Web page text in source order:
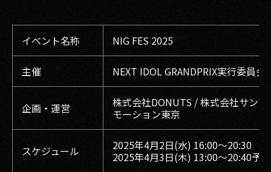
イベント名称 NIG FES 2025
主催 NEXT IDOL GRANDPRIX実行委員会
企画・運営
株式会社DONUTS / 株式会社サン
モーション東京
スケジュール
2025年4月2日(水) 16:00〜20:30
2025年4月3日(木) 13:00〜20:40予定